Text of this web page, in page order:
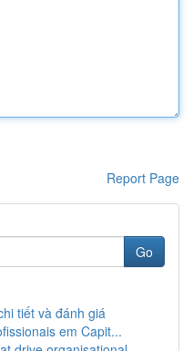
Report Page
Go
tiết và đánh giá
em Capit...